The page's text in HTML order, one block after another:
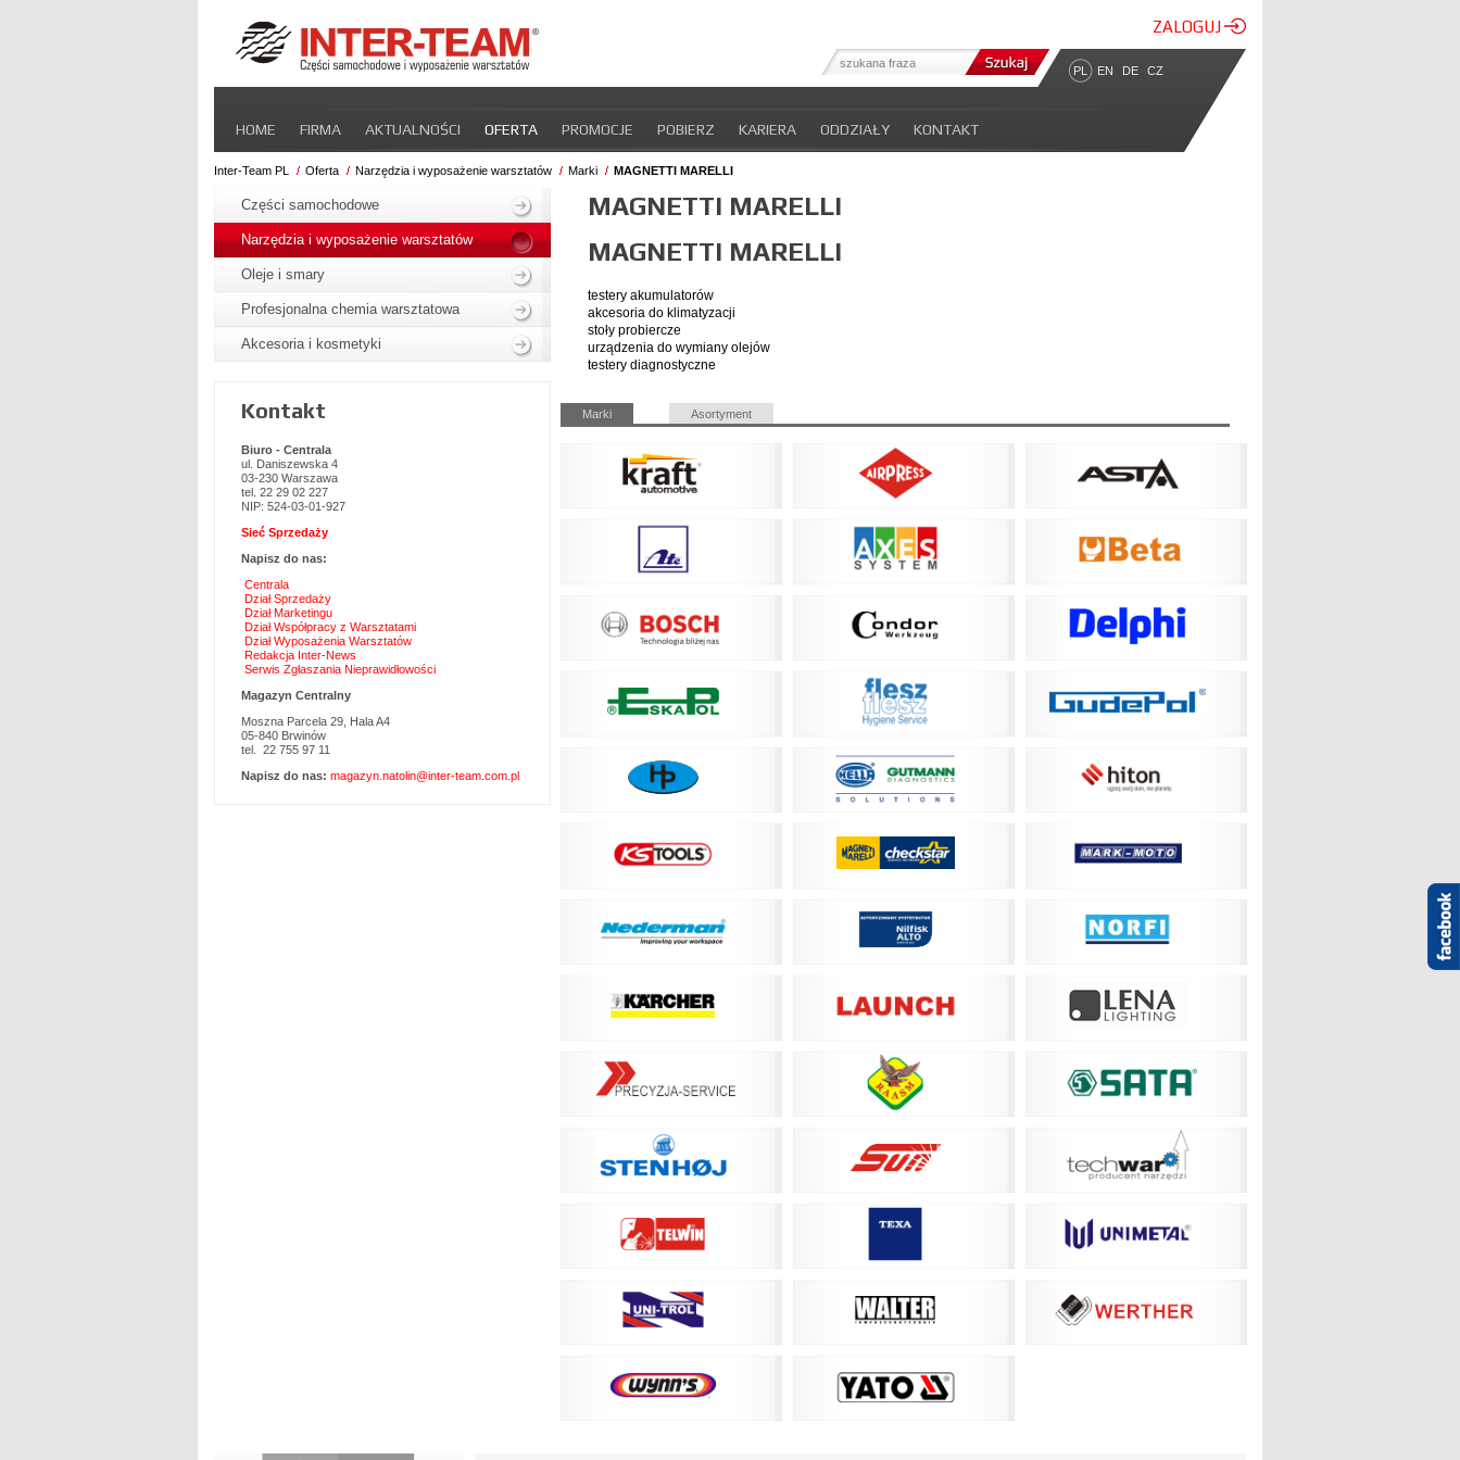
ZALOGUJ
PL EN DE CZ
nawigacje
HOME FIRMA AKTUALNOŚCI OFERTA PROMOCJE POBIERZ KARIERA ODDZIAŁY KONTAKT
STREFA DLA PRZEWOŹNIKA CERTYFIKATY INTER-NEWS POLITYKA PRYWATNOŚCI
Inter-Team PL Oferta Narzędzia i wyposażenie warsztatów Marki MAGNETTI MARELLI
MAGNETTI MARELLI
MAGNETTI MARELLI
testery akumulatorów
akcesoria do klimatyzacji
stoły probiercze
urządzenia do wymiany olejów
testery diagnostyczne
Pomiń
nawigacje
Marki Asortyment
nawigacje
Części samochodowe
Narzędzia i wyposażenie warsztatów
Oleje i smary
Profesjonalna chemia warsztatowa
Akcesoria i kosmetyki
Kontakt
Biuro - Centrala
ul. Daniszewska 4
03-230 Warszawa
tel. 22 29 02 227
NIP: 524-03-01-927
Sieć Sprzedaży
Napisz do nas:
Centrala
Dział Sprzedaży
Dział Marketingu
Dział Współpracy z Warsztatami
Dział Wyposażenia Warsztatów
Redakcja Inter-News
Serwis Zgłaszania Nieprawidłowości
Magazyn Centralny
Moszna Parcela 29, Hala A4
05-840 Brwinów
tel. 22 755 97 11
Napisz do nas: magazyn.natolin@inter-team.com.pl